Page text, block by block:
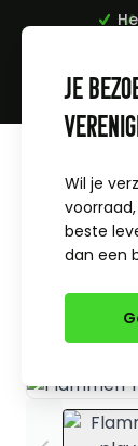
Fußball-
Je
Wil je
beste
dan een